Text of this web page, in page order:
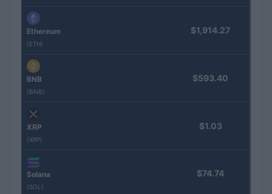
Ethereum
(ETH)
$1,914.27
BNB
(BNB)
$593.40
XRP
(XRP)
$1.03
Solana
(SOL)
$74.74